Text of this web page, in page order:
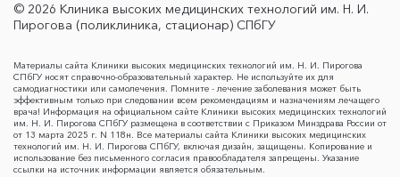
© 2026 Клиника высоких медицинских технологий им. Н. И.
Пирогова (поликлиника, стационар) СПбГУ
Материалы сайта Клиники высоких медицинских технологий им. Н. И. Пирогова
СПбГУ носят справочно-образовательный характер. Не используйте их для
самодиагностики или самолечения. Помните - лечение заболевания может быть
эффективным только при следовании всем рекомендациям и назначениям лечащего
врача! Информация на официальном сайте Клиники высоких медицинских технологий
им. Н. И. Пирогова СПбГУ размещена в соответствии с Приказом Минздрава России от
от 13 марта 2025 г. N 118н. Все материалы сайта Клиники высоких медицинских
технологий им. Н. И. Пирогова СПбГУ, включая дизайн, защищены. Копирование и
использование без письменного согласия правообладателя запрещены. Указание
ссылки на источник информации является обязательным.